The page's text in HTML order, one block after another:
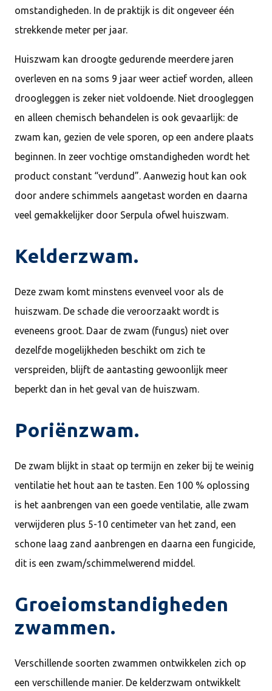
omstandigheden. In de praktijk is dit ongeveer één
strekkende meter per jaar.
Huiszwam kan droogte gedurende meerdere jaren
overleven en na soms 9 jaar weer actief worden, alleen
droogleggen is zeker niet voldoende. Niet droogleggen
en alleen chemisch behandelen is ook gevaarlijk: de
zwam kan, gezien de vele sporen, op een andere plaats
beginnen. In zeer vochtige omstandigheden wordt het
product constant “verdund”. Aanwezig hout kan ook
door andere schimmels aangetast worden en daarna
veel gemakkelijker door Serpula ofwel huiszwam.
Kelderzwam.
Deze zwam komt minstens evenveel voor als de
huiszwam. De schade die veroorzaakt wordt is
eveneens groot. Daar de zwam (fungus) niet over
dezelfde mogelijkheden beschikt om zich te
verspreiden, blijft de aantasting gewoonlijk meer
beperkt dan in het geval van de huiszwam.
Poriënzwam.
De zwam blijkt in staat op termijn en zeker bij te weinig
ventilatie het hout aan te tasten. Een 100 % oplossing
is het aanbrengen van een goede ventilatie, alle zwam
verwijderen plus 5-10 centimeter van het zand, een
schone laag zand aanbrengen en daarna een fungicide,
dit is een zwam/schimmelwerend middel.
Groeiomstandigheden
zwammen.
Verschillende soorten zwammen ontwikkelen zich op
een verschillende manier. De kelderzwam ontwikkelt